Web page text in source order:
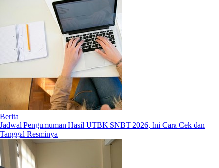
Berita
Jadwal Pengumuman Hasil UTBK SNBT 2026, Ini Cara Cek dan
Tanggal Resminya